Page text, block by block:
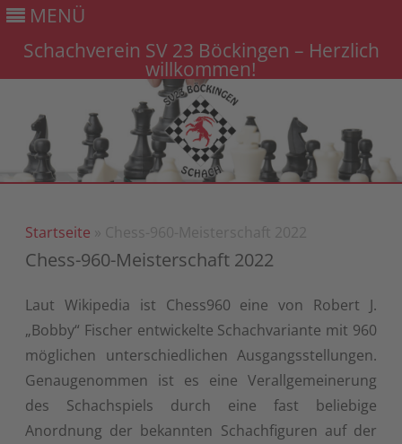
MENÜ
Schachverein SV 23 Böckingen – Herzlich
willkommen!
Gehe
Startseite
Chess-960-Meisterschaft 2022
Laut Wikipedia ist Chess960 eine von Robert J.
„Bobby“ Fischer entwickelte Schachvariante mit 960
möglichen unterschiedlichen Ausgangsstellungen.
Genaugenommen ist es eine Verallgemeinerung
des Schachspiels durch eine fast beliebige
Anordnung der bekannten Schachfiguren auf der